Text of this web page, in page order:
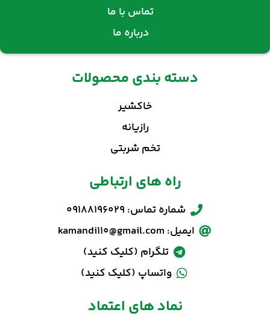
تماس با ما
درباره ما
دسته بندی محصولات
خاکشیر
رازیانه
تخم شربتی
راه های ارتباطی
شماره تماس: 09188196029
ایمیل: kamandi110@gmail.com
تلگرام (کلیک کنید)
واتساپ (کلیک کنید)
نماد های اعتماد